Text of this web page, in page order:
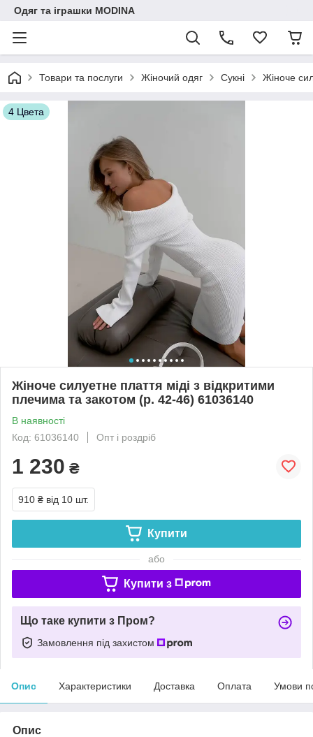
Одяг та іграшки MODINA
Товари та послуги Жіночий одяг Сукні Жіноче
4 Цвета
Жіноче силуетне плаття міді з відкритими
плечима та закотом (р. 42-46) 61036140
В наявності
Код: 61036140
Опт і роздріб
1 230 ₴
910 ₴ від 10 шт.
Купити
або
Купити з
Що таке купити з Пром?
Замовлення під захистом
Опис Характеристики Доставка Оплата Умови
Опис